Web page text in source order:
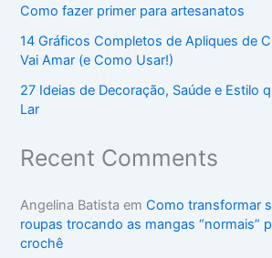
Como fazer primer para artesanatos
14 Gráficos Completos de Apliques de
Vai Amar (e Como Usar!)
27 Ideias de Decoração, Saúde e Estilo
Lar
Recent Comments
Angelina Batista em Como transformar
roupas trocando as mangas “normais”
crochê